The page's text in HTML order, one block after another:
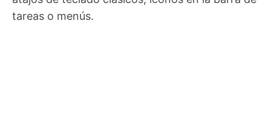
tareas o menús.